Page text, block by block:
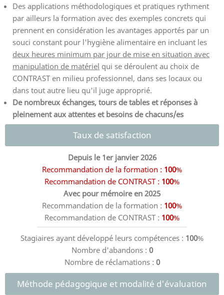
Des applications méthodologiques et pratiques rythment
par ailleurs la formation avec des exemples concrets qui
prennent en considération les avantages apportés par un
souci constant pour l'hygiène alimentaire en incluant les
deux heures minimum par jour de mise en situation avec
manipulation de matériel qui se déroulent au choix de
CONTRAST en milieu professionnel, dans ses locaux ou
dans tout autre lieu qu'il juge approprié.
De nombreux échanges, tours de tables et réponses à
pleinement aux attentes et besoins de chacuns/es
Taux de satisfaction
Depuis le 1er janvier 2026
Recommandation de la formation : 100%
Recommandation de CONTRAST : 100%
Avec pour mémoire en 2025
Recommandation de la formation : 100%
Recommandation de CONTRAST : 100%
Stagiaires ayant développé leurs compétences : 100%
Nombre d'abandons : 0
Nombre de réclamations : 0
Méthode pédagogique et modalité d'évaluation